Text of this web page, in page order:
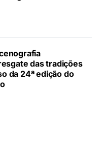
das tradições
da 24ª edição do